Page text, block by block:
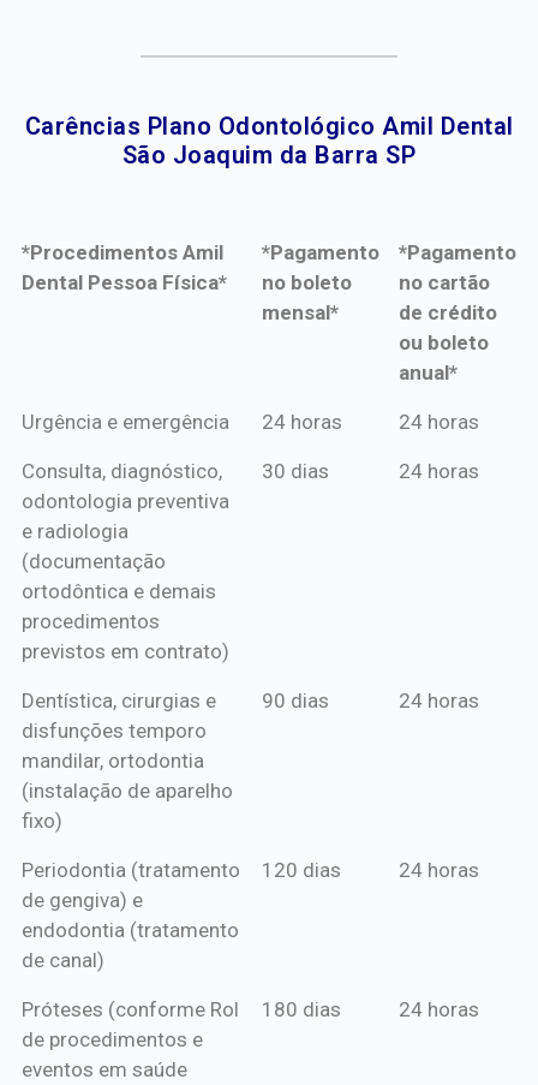
Carências Plano Odontológico Amil Dental
São Joaquim da Barra SP​
*Procedimentos Amil
Dental Pessoa Física*
*Pagamento
no boleto
mensal*
*Pagamento
no cartão
de crédito
ou boleto
anual*
*Procedimentos Amil
*Pagamento
mensal*
*Pagamento
de crédito
Urgência e emergência 24 horas 24 horas
Consulta, diagnóstico,
odontologia preventiva
e radiologia
(documentação
ortodôntica e demais
procedimentos
previstos em contrato)
30 dias 24 horas
Dentística, cirurgias e
disfunções temporo
mandilar, ortodontia
(instalação de aparelho
fixo)
90 dias 24 horas
Periodontia (tratamento
de gengiva) e
endodontia (tratamento
de canal)
120 dias 24 horas
Próteses (conforme Rol
de procedimentos e
eventos em saúde
180 dias 24 horas